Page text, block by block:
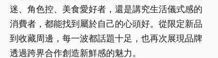
迷、角色控、美食愛好者，還是講究生活儀式感的
消費者，都能找到屬於自己的心頭好。從限定新品
到收藏周邊，每一波都話題十足，也再次展現品牌
透過跨界合作創造新鮮感的魅力。